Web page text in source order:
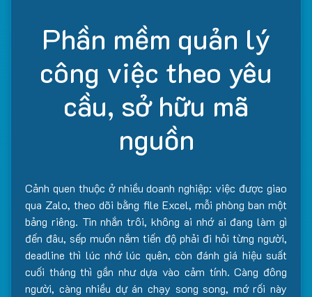
Phần mềm quản lý
công việc theo yêu
cầu, sở hữu mã
nguồn
Cảnh quen thuộc ở nhiều doanh nghiệp: việc được giao
qua Zalo, theo dõi bằng file Excel, mỗi phòng ban một
bảng riêng. Tin nhắn trôi, không ai nhớ ai đang làm gì
đến đâu, sếp muốn nắm tiến độ phải đi hỏi từng người,
deadline thì lúc nhớ lúc quên, còn đánh giá hiệu suất
cuối tháng thì gần như dựa vào cảm tính. Càng đông
người, càng nhiều dự án chạy song song, mớ rối này